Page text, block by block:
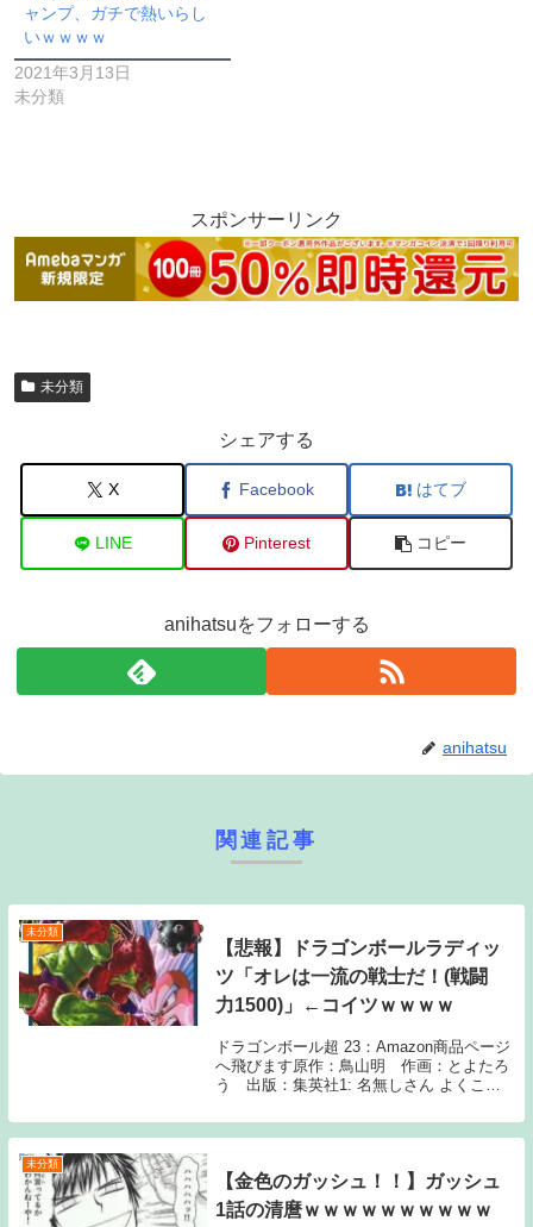
ャンプ、ガチで熱いらし
いｗｗｗｗ
2021年3月13日
未分類
スポンサーリンク
未分類
シェアする
X Facebook はてブ
LINE Pinterest コピー
anihatsuをフォローする
anihatsu
関連記事
未分類
【悲報】ドラゴンボールラディッ
ツ「オレは一流の戦士だ！(戦闘
力1500)」←コイツｗｗｗｗ
ドラゴンボール超 23：Amazon商品ページ
へ飛びます原作：鳥山明 作画：とよたろ
う 出版：集英社1: 名無しさん よくこの
無しさん フリーザ軍の中でもかなり弱い方
やろこいつ 3: 名無しさん い...
未分類
【金色のガッシュ！！】ガッシュ
1話の清麿ｗｗｗｗｗｗｗｗｗｗ